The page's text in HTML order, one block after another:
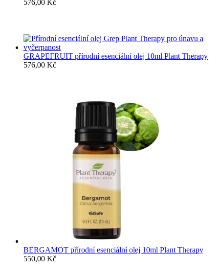
576,00 Kč
GRAPEFRUIT přírodní esenciální olej 10ml Plant Therapy
576,00 Kč
BERGAMOT přírodní esenciální olej 10ml Plant Therapy
550,00 Kč